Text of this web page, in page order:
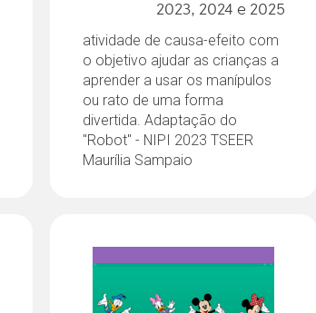
2023, 2024 e 2025
atividade de causa-efeito com
o objetivo ajudar as crianças a
aprender a usar os manípulos
ou rato de uma forma
divertida. Adaptação do
"Robot" - NIPI 2023 TSEER
Maurília Sampaio